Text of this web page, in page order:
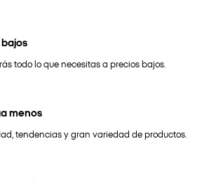
todo lo que necesitas a precios bajos.
menos
tendencias y gran variedad de productos.